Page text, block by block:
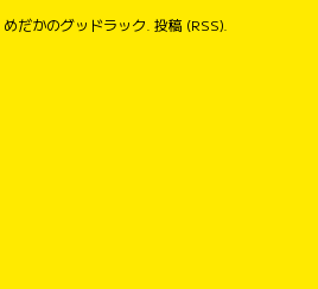
めだかのグッドラック 投稿 (RSS).